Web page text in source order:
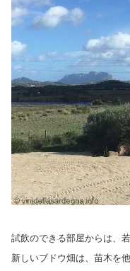
試飲のできる部屋からは、
新しいブドウ畑は、苗木を